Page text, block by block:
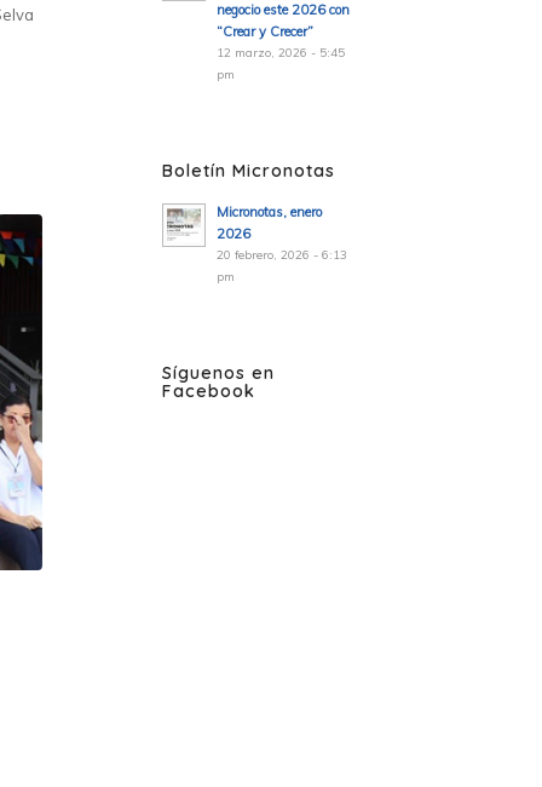
negocio este 2026 con
“Crear y Crecer”
12 marzo, 2026 - 5:45
pm
Boletín Micronotas
Micronotas, enero
2026
20 febrero, 2026 - 6:13
pm
Síguenos en
Facebook